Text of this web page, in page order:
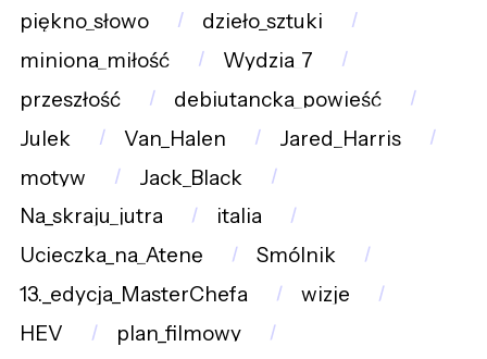
piękno_słowo
dzieło_sztuki
miniona_miłość
Wydzia_7
przeszłość
debiutancka_powieść
Julek
Van_Halen
Jared_Harris
motyw
Jack_Black
Na_skraju_jutra
italia
Ucieczka_na_Atenę
Smólnik
13._edycja_MasterChefa
wizje
HEV
plan_filmowy